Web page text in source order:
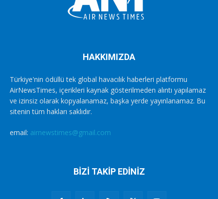
HAKKIMIZDA
Türkiye'nin ödüllü tek global havacılık haberleri platformu
AirNewsTimes, içerikleri kaynak gösterilmeden alıntı yapılamaz
ve izinsiz olarak kopyalanamaz, başka yerde yayınlanamaz. Bu
sitenin tüm hakları saklıdır.
email: airnewstimes@gmail.com
BİZİ TAKİP EDİNİZ